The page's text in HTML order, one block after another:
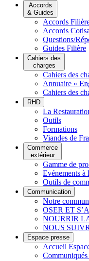
Accords
& Guides
Accords
Accords
Questions/
Guides Filière
Cahiers des
charges
Cahiers des
Annuaire «
Cahiers des
RHD
La
Outils
Formations
Viandes de
Commerce
extérieur
Gamme de
Evénements à
Outils de
Communication
Notre
OSER ET
NOURRIR
NOUS
Espace presse
Accueil
Communiqués